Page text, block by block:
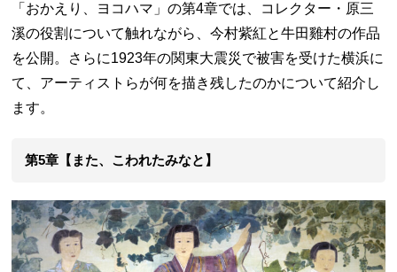
「おかえり、ヨコハマ」の第4章では、コレクター・原三
溪の役割について触れながら、今村紫紅と牛田雞村の作品
を公開。さらに1923年の関東大震災で被害を受けた横浜に
て、アーティストらが何を描き残したのかについて紹介し
ます。
第5章【また、こわれたみなと】